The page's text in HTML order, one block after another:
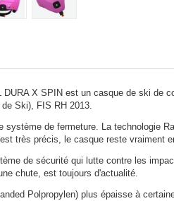
DURA X SPIN est un casque de ski de
Ski), FIS RH 2013.
système de fermeture. La technologie
très précis, le casque reste vraiment
de sécurité qui lutte contre les
chute, est toujours d'actualité.
Polpropylen) plus épaisse à